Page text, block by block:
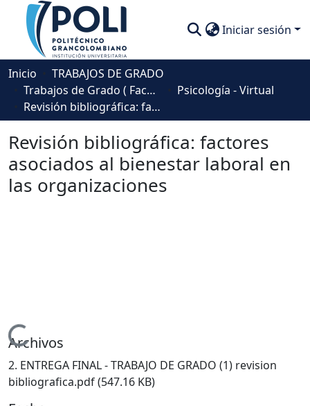
Iniciar sesión
Comunidades
Descubre
Inicio
TRABAJOS DE GRADO
Trabajos de Grado ( Facultad de Sociedad, Cultura y Creatividad)
Psicología - Virtual
Revisión bibliográfica: factores asociados al bienestar laboral en las organizaciones
Revisión bibliográfica: factores
asociados al bienestar laboral en
las organizaciones
Cargando...
Archivos
2. ENTREGA FINAL - TRABAJO DE GRADO (1) revision
bibliografica.pdf(547.16 KB)